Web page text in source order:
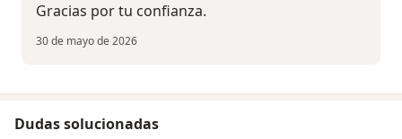
Gracias por tu confianza.
30 de mayo de 2026
Dudas solucionadas